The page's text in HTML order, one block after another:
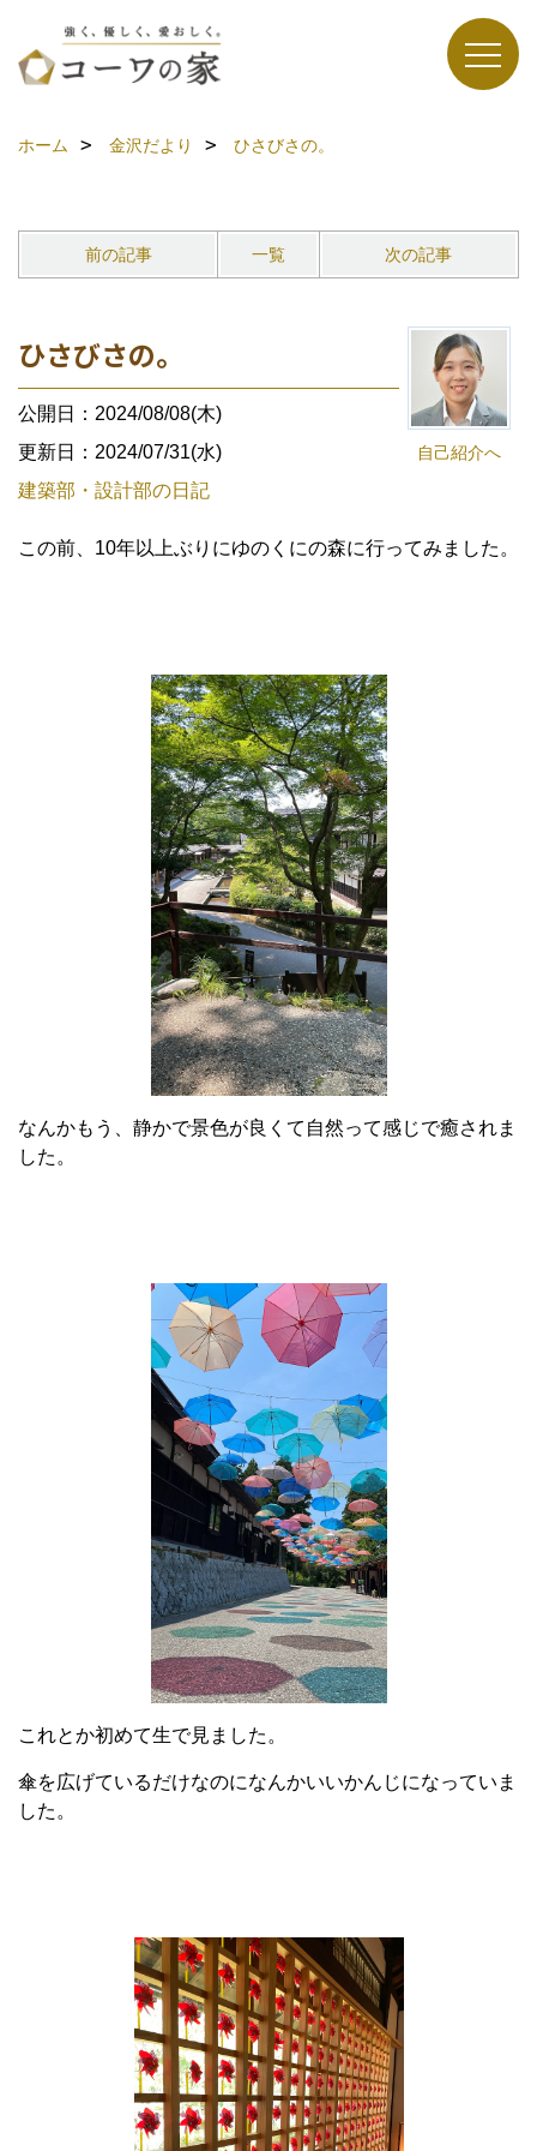
ホーム 金沢だより ひさびさの。
前の記事 一覧 次の記事
自己紹介へ
ひさびさの。
公開日：2024/08/08(木)
更新日：2024/07/31(水)
建築部・設計部の日記
この前、10年以上ぶりにゆのくにの森に行ってみました。
なんかもう、静かで景色が良くて自然って感じで癒されま
した。
これとか初めて生で見ました。
傘を広げているだけなのになんかいいかんじになっていま
した。